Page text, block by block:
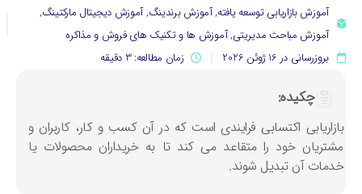
آموزش بازاریابی توسعه یافته,آموزش برندینگ,آموزش دیجیتال مارکتینگ,
آموزش مباحث مدیریتی,آموزش ها و تکنیک های فروش و مذاکره
بروزرسانی در 16 ژوئن 2026
زمان مطالعه: 3 دقیقه
چکیده:
اکتسابی فرایندی است که در آن کسب و کار، کاربران و
خود را متقاعد می کند تا به خریداران محصولات یا
آن تبدیل شوند.